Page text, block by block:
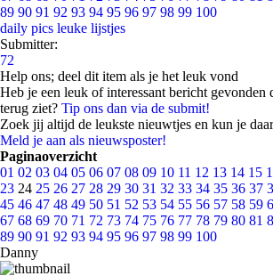
89 90 91 92 93 94 95 96 97 98 99 100
daily pics leuke lijstjes
Submitter:
72
Help ons; deel dit item als je het leuk vond
Heb je een leuk of interessant bericht gevonden
terug ziet? Tip ons dan via de submit!
Zoek jij altijd de leukste nieuwtjes en kun je
Meld je aan als nieuwsposter!
Paginaoverzicht
01 02 03 04 05 06 07 08 09 10 11 12 13 14 15
23 24 25 26 27 28 29 30 31 32 33 34 35 36 37
45 46 47 48 49 50 51 52 53 54 55 56 57 58 59
67 68 69 70 71 72 73 74 75 76 77 78 79 80 81
89 90 91 92 93 94 95 96 97 98 99 100
Danny